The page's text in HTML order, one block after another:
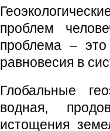
проблем
проблема –
равновесия в
Глобальные
водная,
истощения